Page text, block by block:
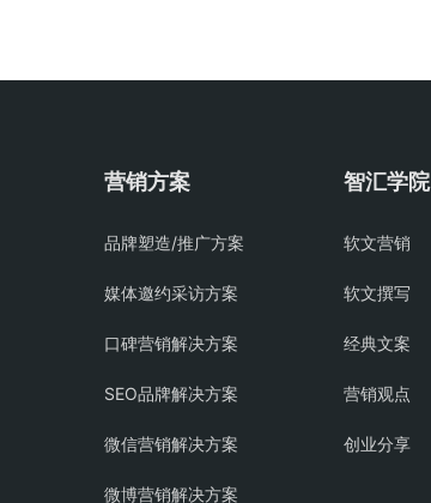
营销方案
品牌塑造/推广方案
媒体邀约采访方案
口碑营销解决方案
SEO品牌解决方案
微信营销解决方案
微博营销解决方案
智汇学院
软文营销
软文撰写
经典文案
营销观点
创业分享